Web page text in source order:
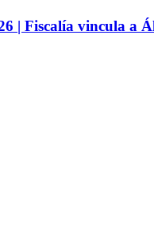
| Fiscalía vincula a